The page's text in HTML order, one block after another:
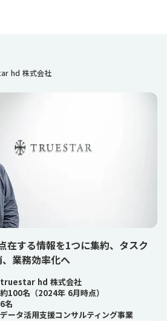
hd 株式会社
在する情報を1つに集約、タスク
業務効率化へ
truestar hd 株式会社
約100名（2024年 6月時点）
6名
データ活用支援コンサルティング事業